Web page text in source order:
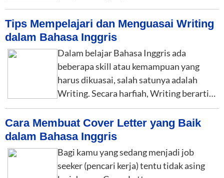
Tips Mempelajari dan Menguasai Writing
dalam Bahasa Inggris
Dalam belajar Bahasa Inggris ada
beberapa skill atau kemampuan yang
harus dikuasai, salah satunya adalah
Writing. Secara harfiah, Writing berarti…
Cara Membuat Cover Letter yang Baik
dalam Bahasa Inggris
Bagi kamu yang sedang menjadi job
seeker (pencari kerja) tentu tidak asing